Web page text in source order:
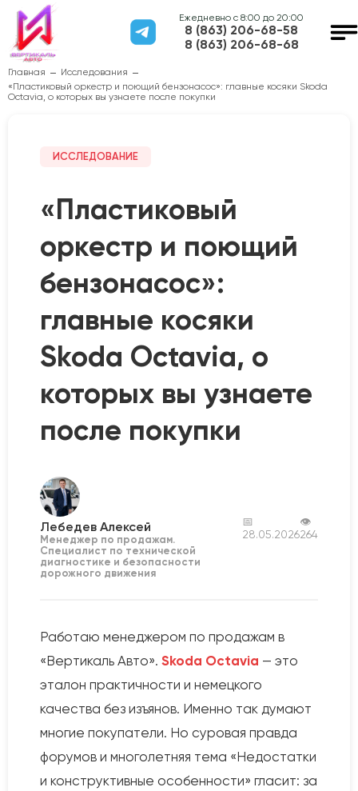
Ежедневно с 8:00 до 20:00
8 (863) 206-68-58
8 (863) 206-68-68
Главная
Исследования
«Пластиковый оркестр и поющий бензонасос»: главные косяки Skoda
Octavia, о которых вы узнаете после покупки
ИССЛЕДОВАНИЕ
«Пластиковый
оркестр и поющий
бензонасос»:
главные косяки
Skoda Octavia, о
которых вы узнаете
после покупки
Лебедев Алексей
Менеджер по продажам.
Специалист по технической
диагностике и безопасности
дорожного движения
📅
28.05.2026
👁
264
Работаю менеджером по продажам в
«Вертикаль Авто». Skoda Octavia — это
эталон практичности и немецкого
качества без изъянов. Именно так думают
многие покупатели. Но суровая правда
форумов и многолетняя тема «Недостатки
и конструктивные особенности» гласит: за